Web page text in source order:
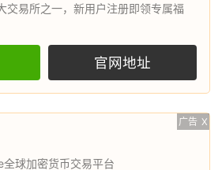
交易所之一，新用户注册即领专属福
官网地址
广告 X
全球加密货币交易平台